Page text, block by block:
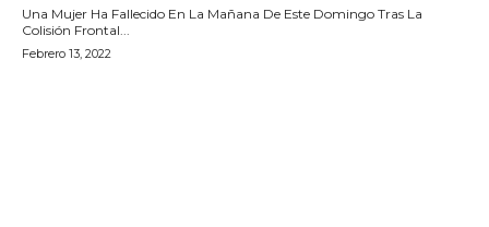
Una Mujer Ha Fallecido En La Mañana De Este Domingo Tras La
Colisión Frontal...
Febrero 13, 2022